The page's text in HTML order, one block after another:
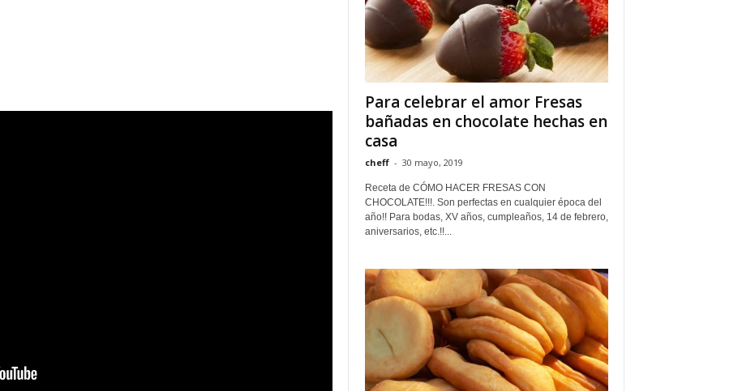
Para celebrar el amor Fresas
bañadas en chocolate hechas en
casa
cheff - 30 mayo, 2019
Receta de CÓMO HACER FRESAS CON
CHOCOLATE!!!. Son perfectas en cualquier época del
año!! Para bodas, XV años, cumpleaños, 14 de febrero,
aniversarios, etc.!!...